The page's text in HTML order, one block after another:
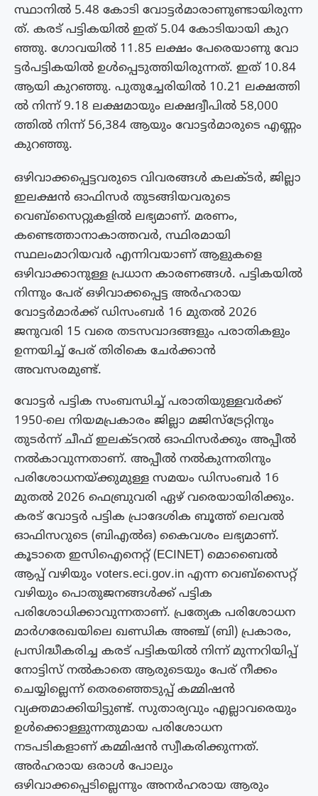
സ്ഥാ​​​നി​​​ൽ 5.48 കോ​​​ടി വോ​​​ട്ട​​​ർ​​​മാ​​​രാ​​​ണു​​​ണ്ടാ​​​യി​​​രു​​​ന്ന​​​
ത്. ക​​​ര​​​ട് പ​​​ട്ടി​​​ക​​​യി​​​ൽ ഇ​​​ത് 5.04 കോ​​​ടി​​​യാ​​​യി കു​​​റ​​​
ഞ്ഞു. ഗോ​​​വ​​​യി​​​ൽ 11.85 ല​​​ക്ഷം പേ​​​രെ​​​യാ​​​ണു വോ​​​
ട്ട​​​ർ​​​പ​​​ട്ടി​​​ക​​​യി​​​ൽ ഉ​​​ൾ​​​പ്പെ​​​ടു​​​ത്തി​​​യി​​​രു​​​ന്ന​​​ത്. ഇ​​​ത് 10.84
ആ​​​യി കു​​​റ​​​ഞ്ഞു. പു​​​തു​​​ച്ചേ​​​രി​​​യി​​​ൽ 10.21 ല​​​ക്ഷ​​​ത്തി​​​
ൽ നി​​​ന്ന് 9.18 ല​​​ക്ഷ​​​മാ​​​യും ല​​​ക്ഷ​​​ദ്വീ​​​പി​​​ൽ 58,000
ത്തി​​​ൽ നി​​​ന്ന് 56,384 ആ​​​യും വോ​​​ട്ട​​​ർ​​​മാ​​​രു​​​ടെ എ​​​ണ്ണം
കു​​​റ​​​ഞ്ഞു.
ഒഴിവാക്കപ്പെട്ടവരുടെ വിവരങ്ങൾ കലക്ടർ, ജില്ലാ
ഇലക്ഷൻ ഓഫിസർ തുടങ്ങിയവരുടെ
വെബ്സൈറ്റുകളിൽ ലഭ്യമാണ്. മരണം,
കണ്ടെത്താനാകാത്തവർ, സ്ഥിരമായി
സ്ഥലംമാറിയവർ എന്നിവയാണ് ആളുകളെ
ഒഴിവാക്കാനുള്ള പ്രധാന കാരണങ്ങൾ. പട്ടികയിൽ
നിന്നും പേര് ഒഴിവാക്കപ്പെട്ട അർഹരായ
വോട്ടർമാർക്ക് ഡിസംബർ 16 മുതൽ 2026
ജനുവരി 15 വരെ തടസവാദങ്ങളും പരാതികളും
ഉന്നയിച്ച് പേര് തിരികെ ചേർക്കാൻ
അവസരമുണ്ട്.
വോട്ടർ പട്ടിക സംബന്ധിച്ച് പരാതിയുള്ളവർക്ക്
1950-ലെ നിയമപ്രകാരം ജില്ലാ മജിസ്‌ട്രേറ്റിനും
തുടർന്ന് ചീഫ് ഇലക്ടറൽ ഓഫിസർക്കും അപ്പീൽ
നൽകാവുന്നതാണ്. അപ്പീൽ നൽകുന്നതിനും
പരിശോധനയ്ക്കുമുള്ള സമയം ഡിസംബർ 16
മുതൽ 2026 ഫെബ്രുവരി ഏഴ് വരെയായിരിക്കും.
കരട് വോട്ടർ പട്ടിക പ്രാദേശിക ബൂത്ത് ലെവൽ
ഓഫിസറുടെ (ബിഎൽഒ) കൈവശം ലഭ്യമാണ്.
കൂടാതെ ഇസിഐനെറ്റ് (ECINET) മൊബൈൽ
ആപ്പ് വഴിയും voters.eci.gov.in എന്ന വെബ്സൈറ്റ്
വഴിയും പൊതുജനങ്ങൾക്ക് പട്ടിക
പരിശോധിക്കാവുന്നതാണ്. പ്രത്യേക പരിശോധന
മാർഗരേഖയിലെ ഖണ്ഡിക അഞ്ച് (ബി) പ്രകാരം,
പ്രസിദ്ധീകരിച്ച കരട് പട്ടികയിൽ നിന്ന് മുന്നറിയിപ്പ്
നോട്ടിസ് നൽകാതെ ആരുടെയും പേര് നീക്കം
ചെയ്യില്ലെന്ന് തെരഞ്ഞെടുപ്പ് കമ്മിഷൻ
വ്യക്തമാക്കിയിട്ടുണ്ട്. സുതാര്യവും എല്ലാവരെയും
ഉൾക്കൊള്ളുന്നതുമായ പരിശോധന
നടപടികളാണ് കമ്മിഷൻ സ്വീകരിക്കുന്നത്.
അർഹരായ ഒരാൾ പോലും
ഒഴിവാക്കപ്പെടില്ലെന്നും അനർഹരായ ആരും